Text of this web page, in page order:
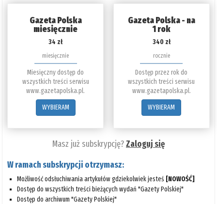
Gazeta Polska
miesięcznie
34 zł
miesięcznie
Miesięczny dostęp do
wszystkich treści serwisu
www.gazetapolska.pl.
WYBIERAM
Gazeta Polska - na
1 rok
340 zł
rocznie
Dostęp przez rok do
wszystkich treści serwisu
www.gazetapolska.pl.
WYBIERAM
Masz już subskrypcję?Zaloguj się
W ramach subskrypcji otrzymasz:
Możliwość odsłuchiwania artykułów gdziekolwiek jesteś [NOWOŚĆ]
Dostęp do wszystkich treści bieżących wydań "Gazety Polskiej"
Dostęp do archiwum "Gazety Polskiej"